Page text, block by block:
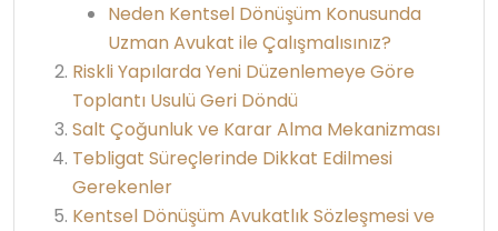
Neden Kentsel Dönüşüm Konusunda
Uzman Avukat ile Çalışmalısınız?
Riskli Yapılarda Yeni Düzenlemeye Göre
Toplantı Usulü Geri Döndü
Salt Çoğunluk ve Karar Alma Mekanizması
Tebligat Süreçlerinde Dikkat Edilmesi
Gerekenler
Kentsel Dönüşüm Avukatlık Sözleşmesi ve